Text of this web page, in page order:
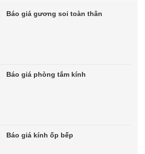
Báo giá gương soi toàn thân
Báo giá phòng tắm kính
Báo giá kính ốp bếp